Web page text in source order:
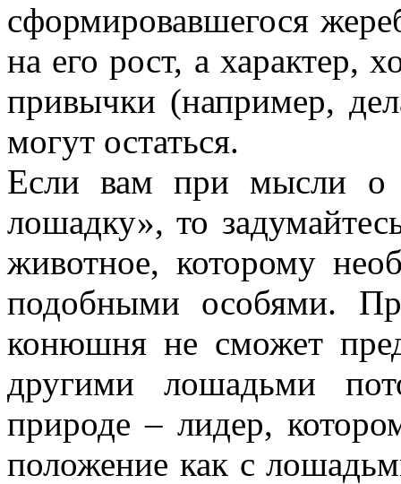
сформировавшегося
на его рост, а характер,
привычки (например,
могут остаться.
Если вам при мысли о
лошадку», то
животное, которому
подобными особями.
конюшня не сможет
другими лошадьми
природе – лидер,
положение как с